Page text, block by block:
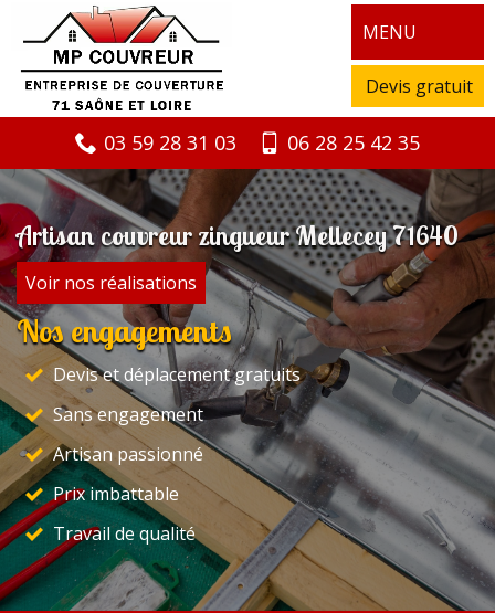
MENU
Devis gratuit
03 59 28 31 03 06 28 25 42 35
Artisan couvreur zingueur Mellecey 71640
Voir nos réalisations
Nos engagements
Devis et déplacement gratuits
Sans engagement
Artisan passionné
Prix imbattable
Travail de qualité